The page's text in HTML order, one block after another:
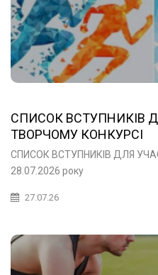
СПИСОК ВСТУПНИКІВ
ТВОРЧОМУ КОНКУРСІ
СПИСОК ВСТУПНИКІВ ДЛЯ
28.07.2026 року
27.07.26